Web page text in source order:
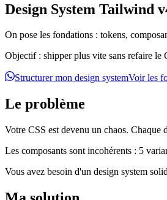
Design System Tailwind
On pose les fondations : tokens,
Objectif : shipper plus vite sans refaire le
Structurer mon design systemVoir les
Le problème
Votre CSS est devenu un chaos. Chaque
Les composants sont incohérents : 5
Vous avez besoin d'un design system